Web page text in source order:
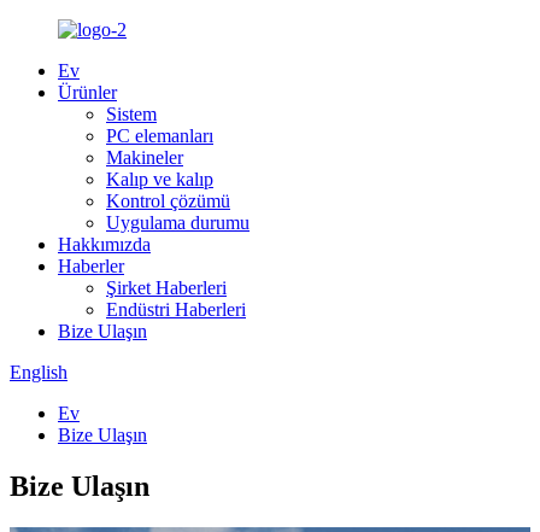
Ev
Ürünler
Sistem
PC elemanları
Makineler
Kalıp ve kalıp
Kontrol çözümü
Uygulama durumu
Hakkımızda
Haberler
Şirket Haberleri
Endüstri Haberleri
Bize Ulaşın
English
Ev
Bize Ulaşın
Bize Ulaşın